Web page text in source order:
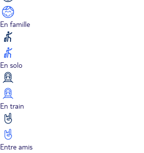
En famille
En solo
En train
Entre amis